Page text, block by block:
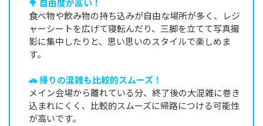
🥦 自由度が高い！
食べ物や飲み物の持ち込みが自由な場所が多く、レジ
ャーシートを広げて寝転んだり、三脚を立てて写真撮
影に集中したりと、思い思いのスタイルで楽しめま
す。
🚗 帰りの混雑も比較的スムーズ！
メイン会場から離れている分、終了後の大混雑に巻き
込まれにくく、比較的スムーズに帰路につける可能性
が高いです。